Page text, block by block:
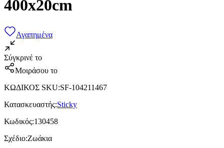
400x20cm
Αγαπημένα
Σύγκρινέ το
Μοιράσου το
ΚΩΔΙΚΟΣ SKU:SF-104211467
Κατασκευαστής:Sticky
Κωδικός:130458
Σχέδιο:Ζωάκια